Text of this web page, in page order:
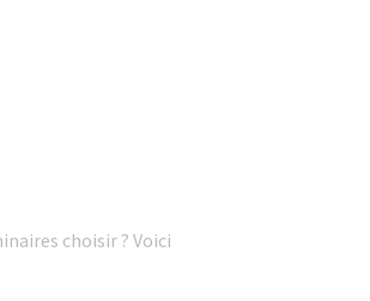
choisir ? Voici
Options